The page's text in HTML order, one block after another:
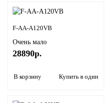
F-AA-A120VB
Очень мало
28890р.
В корзину Купить в один клик